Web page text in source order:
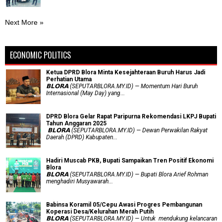
Next More »
ECONOMIC POLITICS
Ketua DPRD Blora Minta Kesejahteraan Buruh Harus Jadi
Perhatian Utama
​𝗕𝗟𝗢𝗥𝗔 (SEPUTARBLORA.MY.ID) — Momentum Hari Buruh
Internasional (May Day) yang...
DPRD Blora Gelar Rapat Paripurna Rekomendasi LKPJ Bupati
Tahun Anggaran 2025
‎ 𝗕𝗟𝗢𝗥𝗔 (SEPUTARBLORA.MY.ID) — Dewan Perwakilan Rakyat
Daerah (DPRD) Kabupaten...
Hadiri Muscab PKB, Bupati Sampaikan Tren Positif Ekonomi
Blora
𝗕𝗟𝗢𝗥𝗔 (SEPUTARBLORA.MY.ID) — Bupati Blora Arief Rohman
menghadiri Musyawarah...
Babinsa Koramil 05/Cepu Awasi Progres Pembangunan
Koperasi Desa/Kelurahan Merah Putih
𝗕𝗟𝗢𝗥𝗔 (SEPUTARBLORA.MY.ID) — Untuk mendukung kelancaran